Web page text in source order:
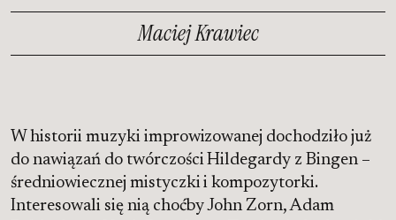
Maciej Krawiec
W historii muzyki improwizowanej dochodziło już
do nawiązań do twórczości Hildegardy z Bingen –
średniowiecznej mistyczki i kompozytorki.
Interesowali się nią choćby John Zorn, Adam